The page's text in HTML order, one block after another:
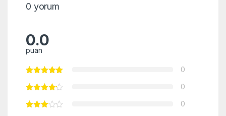
0 yorum
0.0
puan
0
0
0